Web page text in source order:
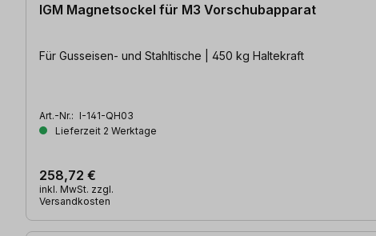
IGM Magnetsockel für M3 Vorschubapparat
Für Gusseisen- und Stahltische | 450 kg Haltekraft
Art.-Nr.: I-141-QH03
Lieferzeit 2 Werktage
258,72 €
inkl. MwSt. zzgl.
Versandkosten